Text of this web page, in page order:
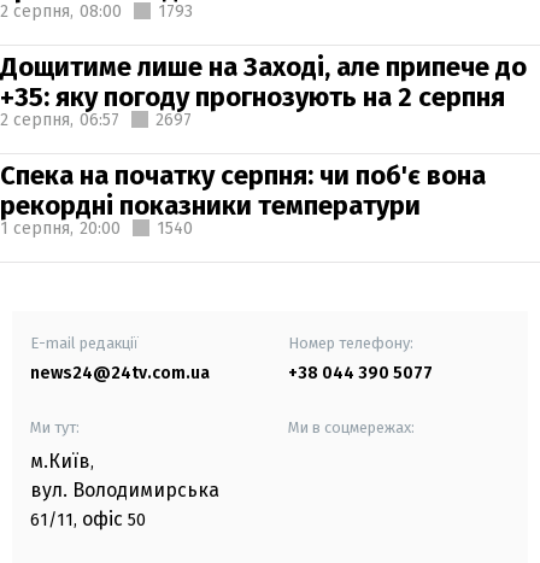
2 серпня, 08:00 1793
Дощитиме лише на Заході, але припече до
+35: яку погоду прогнозують на 2 серпня
2 серпня, 06:57 2697
Спека на початку серпня: чи поб'є вона
рекордні показники температури
1 серпня, 20:00 1540
E-mail редакції
news24@24tv.com.ua
Номер телефону:
+38 044 390 5077
Ми тут:
м.Київ,
вул. Володимирська
61/11, офіс 50
Ми в соцмережах: